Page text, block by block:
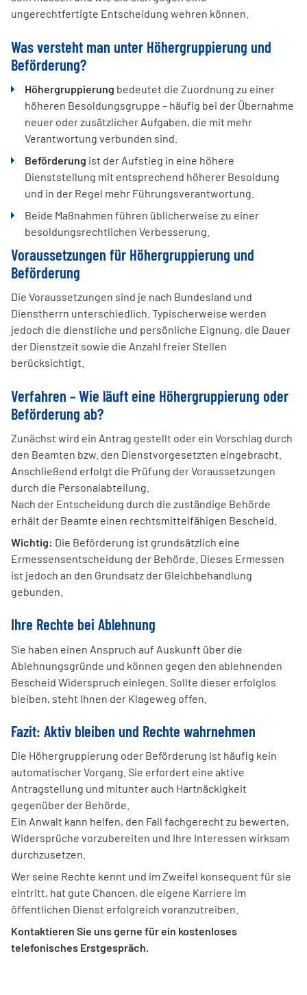
ungerechtfertigte Entscheidung wehren können.
Was versteht man unter Höhergruppierung und
Beförderung?
Höhergruppierung bedeutet die Zuordnung zu einer
höheren Besoldungsgruppe – häufig bei der Übernahme
neuer oder zusätzlicher Aufgaben, die mit mehr
Verantwortung verbunden sind.
Beförderung ist der Aufstieg in eine höhere
Dienststellung mit entsprechend höherer Besoldung
und in der Regel mehr Führungsverantwortung.
Beide Maßnahmen führen üblicherweise zu einer
besoldungsrechtlichen Verbesserung.
Voraussetzungen für Höhergruppierung und
Beförderung
Die Voraussetzungen sind je nach Bundesland und
Dienstherrn unterschiedlich. Typischerweise werden
jedoch die dienstliche und persönliche Eignung, die Dauer
der Dienstzeit sowie die Anzahl freier Stellen
berücksichtigt.
Verfahren – Wie läuft eine Höhergruppierung oder
Beförderung ab?
Zunächst wird ein Antrag gestellt oder ein Vorschlag durch
den Beamten bzw. den Dienstvorgesetzten eingebracht.
Anschließend erfolgt die Prüfung der Voraussetzungen
durch die Personalabteilung.
Nach der Entscheidung durch die zuständige Behörde
erhält der Beamte einen rechtsmittelfähigen Bescheid.
Wichtig: Die Beförderung ist grundsätzlich eine
Ermessensentscheidung der Behörde. Dieses Ermessen
ist jedoch an den Grundsatz der Gleichbehandlung
gebunden.
Ihre Rechte bei Ablehnung
Sie haben einen Anspruch auf Auskunft über die
Ablehnungsgründe und können gegen den ablehnenden
Bescheid Widerspruch einlegen. Sollte dieser erfolglos
bleiben, steht Ihnen der Klageweg offen.
Fazit: Aktiv bleiben und Rechte wahrnehmen
Die Höhergruppierung oder Beförderung ist häufig kein
automatischer Vorgang. Sie erfordert eine aktive
Antragstellung und mitunter auch Hartnäckigkeit
gegenüber der Behörde.
Ein Anwalt kann helfen, den Fall fachgerecht zu bewerten,
Widersprüche vorzubereiten und Ihre Interessen wirksam
durchzusetzen.
Wer seine Rechte kennt und im Zweifel konsequent für sie
eintritt, hat gute Chancen, die eigene Karriere im
öffentlichen Dienst erfolgreich voranzutreiben.
Kontaktieren Sie uns gerne für ein kostenloses
telefonisches Erstgespräch.